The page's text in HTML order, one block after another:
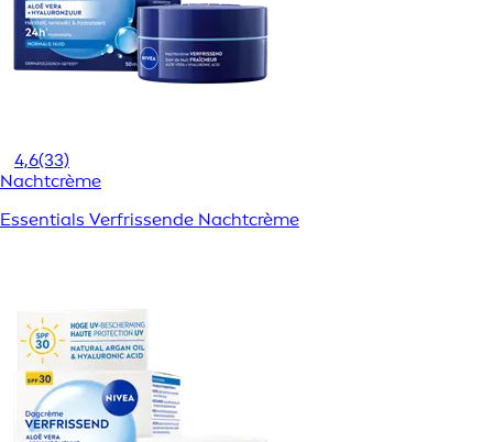
4,6(33)
Nachtcrème
Essentials Verfrissende Nachtcrème